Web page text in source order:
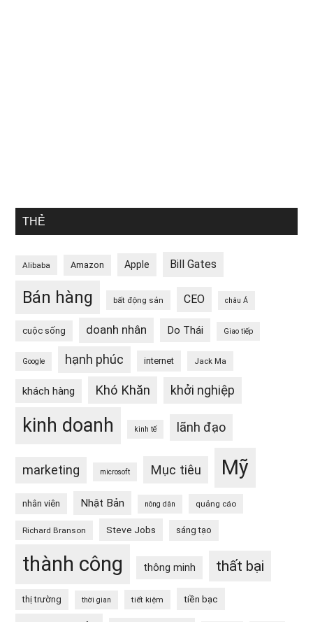
THẺ
Alibaba Amazon Apple Bill Gates
Bán hàng bất động sản CEO châu Á
cuộc sống doanh nhân Do Thái Giao tiếp
Google hạnh phúc internet Jack Ma
khách hàng Khó Khăn khởi nghiệp
kinh doanh kinh tế lãnh đạo
marketing microsoft Mục tiêu Mỹ
nhân viên Nhật Bản nông dân quảng cáo
Richard Branson Steve Jobs sáng tạo
thành công thông minh thất bại
thị trường thời gian tiết kiệm tiền bạc